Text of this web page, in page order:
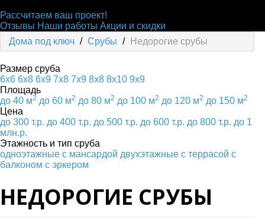
Рассчитаем ваш проект!
Отзывы Наши работы Акции и скидки
Дома под ключ / Срубы / Недорогие срубы
Размер сруба
6х6 6х8 6х9 7х8 7х9 8х8 8х10 9х9
Площадь
до 40 м2 до 60 м2 до 80 м2 до 100 м2 до 120 м2 до 150 м2
Цена
до 300 т.р. до 400 т.р. до 500 т.р. до 600 т.р. до 800 т.р. до 1
млн.р.
Этажность и тип сруба
одноэтажные с мансардой двухэтажные с террасой с
балконом с эркером
НЕДОРОГИЕ СРУБЫ